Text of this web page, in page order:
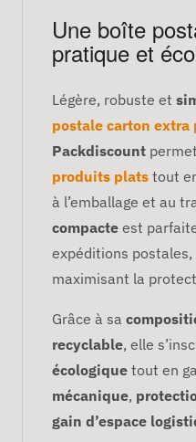
Une boîte
pratique et
Légère, robuste et
postale carton extra
Packdiscount
produits plats tout
à l’emballage et au
compacte est
expéditions
maximisant la
Grâce à sa
recyclable, elle
écologique tout en
mécanique,
gain d’espace